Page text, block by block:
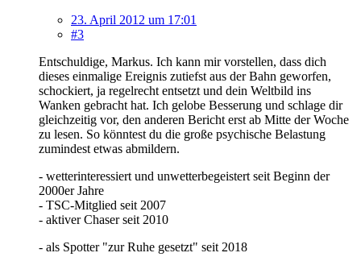
23. April 2012 um 17:01
#3
Entschuldige, Markus. Ich kann mir vorstellen, dass dich
dieses einmalige Ereignis zutiefst aus der Bahn geworfen,
schockiert, ja regelrecht entsetzt und dein Weltbild ins
Wanken gebracht hat. Ich gelobe Besserung und schlage dir
gleichzeitig vor, den anderen Bericht erst ab Mitte der Woche
zu lesen. So könntest du die große psychische Belastung
zumindest etwas abmildern.
- wetterinteressiert und unwetterbegeistert seit Beginn der
2000er Jahre
- TSC-Mitglied seit 2007
- aktiver Chaser seit 2010
- als Spotter "zur Ruhe gesetzt" seit 2018